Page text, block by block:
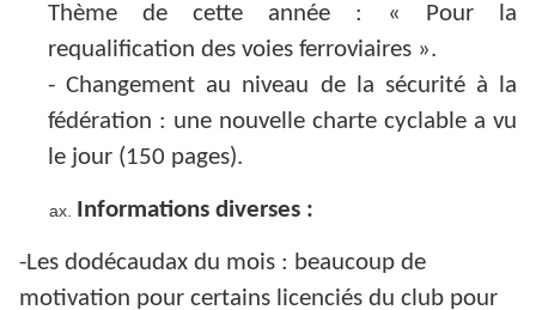
Thème de cette année : « Pour la
requalification des voies ferroviaires ».
- Changement au niveau de la sécurité à la
fédération : une nouvelle charte cyclable a vu
le jour (150 pages).
Informations diverses :
-Les dodécaudax du mois : beaucoup de
motivation pour certains licenciés du club pour